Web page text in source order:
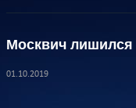
Москвич лишился
01.10.2019